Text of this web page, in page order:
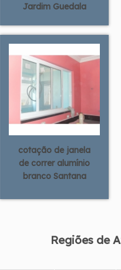
Jardim Guedala
cotação de janela
de correr alumínio
branco Santana
Regiões de